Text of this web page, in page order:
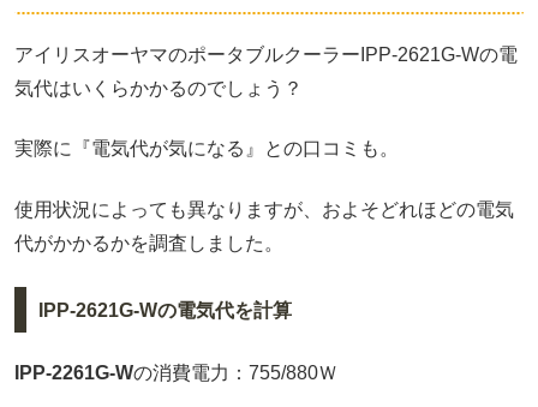
アイリスオーヤマのポータブルクーラーIPP-2621G-Wの電
気代はいくらかかるのでしょう？
実際に『電気代が気になる』との口コミも。
使用状況によっても異なりますが、およそどれほどの電気
代がかかるかを調査しました。
IPP-2621G-Wの電気代を計算
IPP-2261G-Wの消費電力：755/880Ｗ